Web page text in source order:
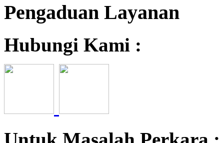
Pengaduan Layanan
Hubungi Kami :